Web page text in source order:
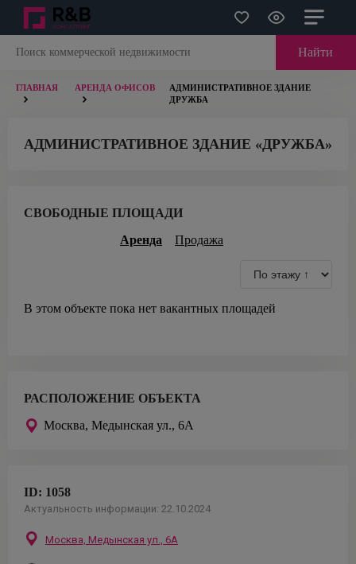
Найти
ГЛАВНАЯ АРЕНДА ОФИСОВ
АДМИНИСТРАТИВНОЕ ЗДАНИЕ
ДРУЖБА
АДМИНИСТРАТИВНОЕ ЗДАНИЕ «ДРУЖБА»
СВОБОДНЫЕ ПЛОЩАДИ
Аренда
Продажа
В этом объекте пока нет вакантных площадей
РАСПОЛОЖЕНИЕ ОБЪЕКТА
Москва, Медынская ул., 6А
ID: 1058
Актуальность информации: 22.10.2024
Москва, Медынская ул., 6А